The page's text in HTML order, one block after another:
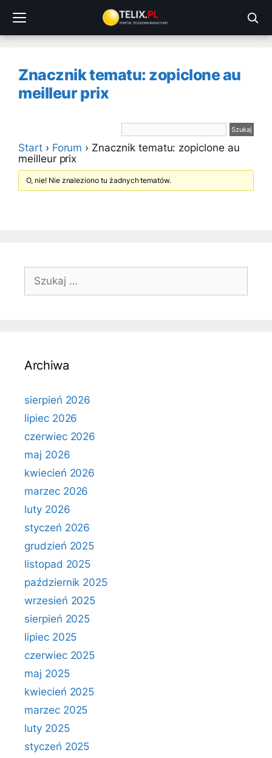
treści
Znacznik tematu: zopiclone au
meilleur prix
Start › Forum › Znacznik tematu: zopiclone au
meilleur prix
O, nie! Nie znaleziono tu żadnych tematów.
Szukaj:
Archiwa
sierpień 2026
lipiec 2026
czerwiec 2026
maj 2026
kwiecień 2026
marzec 2026
luty 2026
styczeń 2026
grudzień 2025
listopad 2025
październik 2025
wrzesień 2025
sierpień 2025
lipiec 2025
czerwiec 2025
maj 2025
kwiecień 2025
marzec 2025
luty 2025
styczeń 2025